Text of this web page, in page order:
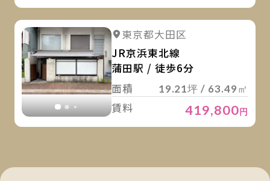
詳細を見る
東京都大田区
JR京浜東北線
蒲田駅 / 徒歩6分
面積
19.21坪 / 63.49㎡
賃料 419,800円